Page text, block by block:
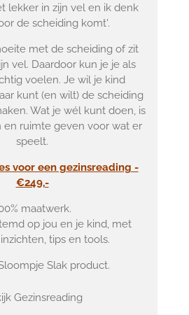
lekker in zijn vel en ik denk
de scheiding komt'.
met de scheiding of zit
vel. Daardoor kun je je als
voelen. Je wil je kind
kunt (en wilt) de scheiding
Wat je wél kunt doen, is
en ruimte geven voor wat er
speelt.
voor een gezinsreading -
€249,-
maatwerk.
op jou en je kind, met
tips en tools.
Slak product.
Gezinsreading